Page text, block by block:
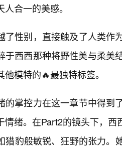
合一的美感。
了性别，直接触及了人类作
于西西那种将野性美与柔美
模特的🔥最独特标签。
的掌控力在这一章节中得到
情绪。在Part2的镜头下，西
猎豹般敏锐、狂野的张力。